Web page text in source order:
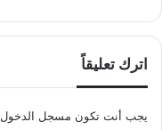
اترك تعليقاً
يجب أنت تكون مسجل الدخول